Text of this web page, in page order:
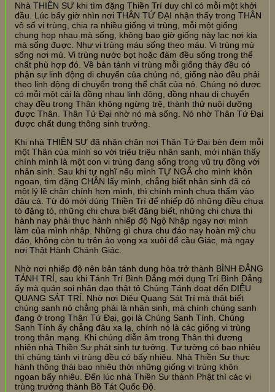
Nhà THIỀN SƯ khi tìm đặng Thiền Trí duy chỉ có mỗi một khởi
đầu. Lúc bấy giờ nhìn nơi THÂN TỨ ĐẠI nhận thấy trong THÂN
vô số vi trùng, chia ra nhiều giống vi trùng, mỗi một giống
chung họp nhau mà sống, không bao giờ giống này lạc nơi kia
mà sống được. Như vi trùng máu sống theo máu. Vi trùng mủ
sống nơi mủ. Vi trùng nước bọt hoặc đàm đều sống trong thể
chất phù hợp đó. Về bản tánh vi trùng mỗi giống thảy đều có
phận sự linh động di chuyển của chúng nó, giống nào đều phải
theo linh động di chuyển trong thể chất của nó. Chúng nó được
có mỗi một cái là đồng nhau linh động, đồng nhau di chuyển
chạy đều trong Thân không ngừng trệ, thành thử nuôi dưỡng
được Thân. Thân Tứ Đại nhờ nó mà sống. Nó nhờ Thân Tứ Đại
được chất dung thông sinh trưởng.
Khi nhà THIỀN SƯ đã nhận chân nơi Thân Tứ Đại bèn đem mỗi
một Thân của mình so với triệu triệu nhân sanh, mới nhận thấy
chính mình là một con vi trùng đang sống trong vũ trụ đồng với
nhân sinh. Sau khi tự nghĩ nếu mình TỰ NGÃ cho mình khôn
ngoan, tìm đặng CHÂN lấy mình, chẳng biết nhân sinh đã có
một lý lẽ chân chính hơn mình, thì chính mình chưa thấm vào
đâu cả. Từ đó mới dùng Thiền Trí để nhiếp độ những điều chưa
tỏ đặng tỏ, những chi chưa biết đặng biết, những chi chưa thi
hành nay phải thực hành nhiếp độ Ngộ Nhập ngay nơi mình
làm của mình nhập. Những gì chưa chu đáo nay hoàn mỹ chu
đáo, không còn tu trên ảo vọng xa xuôi để cầu Giác, mà ngay
nơi Thật Hành Chánh Giác.
Nhờ nơi nhiếp độ nên bản tánh dung hòa trở thành BÌNH ĐẲNG
TÁNH TRÍ, sau khi Tánh Trí Bình Đẳng mới dụng Trí Bình Đẳng
ấy mà quán soi nhân đạo thật tỏ Chủng Tánh đoạt đến DIỆU
QUANG SÁT TRÍ. Nhờ nơi Diệu Quang Sát Trí mà thật biết
chúng sanh nó chẳng phải là nhân sinh, mà chính chúng sanh
đang ở trong Thân Tứ Đại, gọi là Chúng Sanh Tính. Chúng
Sanh Tính ấy chẳng đâu xa lạ, chính nó là các giống vi trùng
trong thân mạng. Khi chúng diễn âm trong Thân thì đương
nhiên nhà Thiền Sư phát sinh tư tưởng. Tư tưởng có bao nhiêu
thì chủng tánh vi trùng đều có bấy nhiêu. Nhà Thiền Sư thực
hành thông thái bao nhiêu thời những giống vi trùng khôn
ngoan bấy nhiêu. Đến lúc nhà Thiền Sư thành Phật thì các vi
trùng trưởng thành Bồ Tát Quốc Độ.